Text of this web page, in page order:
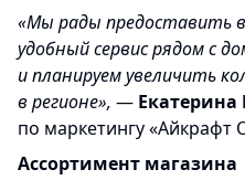
«Мы рады предоставить
удобный сервис рядом с
и планируем увеличить
в регионе», —
по маркетингу «Айкрафт
Ассортимент магазина